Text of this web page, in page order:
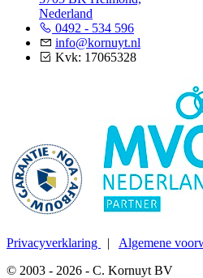
Nederland
0492 - 534 596
info@kornuyt.nl
Kvk: 17065328
Privacyverklaring | Algemene
© 2003 - 2026 - C. Kornuyt BV